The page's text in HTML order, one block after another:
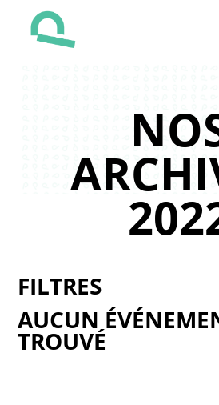
AUCUN
TROUVÉ
FILTRES